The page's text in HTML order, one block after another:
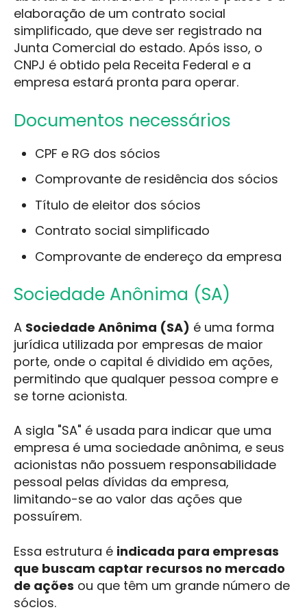
elaboração de um contrato social
simplificado, que deve ser registrado na
Junta Comercial do estado. Após isso, o
CNPJ é obtido pela Receita Federal e a
empresa estará pronta para operar.
Documentos necessários
CPF e RG dos sócios
Comprovante de residência dos sócios
Título de eleitor dos sócios
Contrato social simplificado
Comprovante de endereço da empresa
Sociedade Anônima (SA)
A Sociedade Anônima (SA) é uma forma
jurídica utilizada por empresas de maior
porte, onde o capital é dividido em ações,
permitindo que qualquer pessoa compre e
se torne acionista.
A sigla "SA" é usada para indicar que uma
empresa é uma sociedade anônima, e seus
acionistas não possuem responsabilidade
pessoal pelas dívidas da empresa,
limitando-se ao valor das ações que
possuírem.
Essa estrutura é indicada para empresas
que buscam captar recursos no mercado
de ações ou que têm um grande número de
sócios.